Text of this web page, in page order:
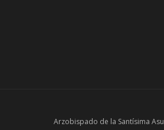
Arzobispado de la Santísima